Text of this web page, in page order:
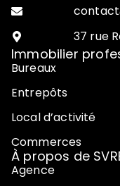
37 rue
Immobilier
Bureaux
Entrepôts
Local d’activité
Commerces
À propos de
Agence